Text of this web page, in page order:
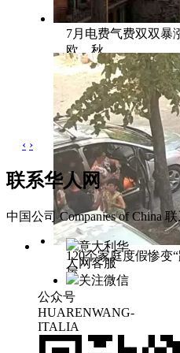
7月电费气费双双暴
欧，秋
120个家庭度假惨变
屋
‹ ›
联系华人网
中国公司 Companies of China 联
意大利华
人网客服
关注微信
公众号
HUARENWANG-
ITALIA